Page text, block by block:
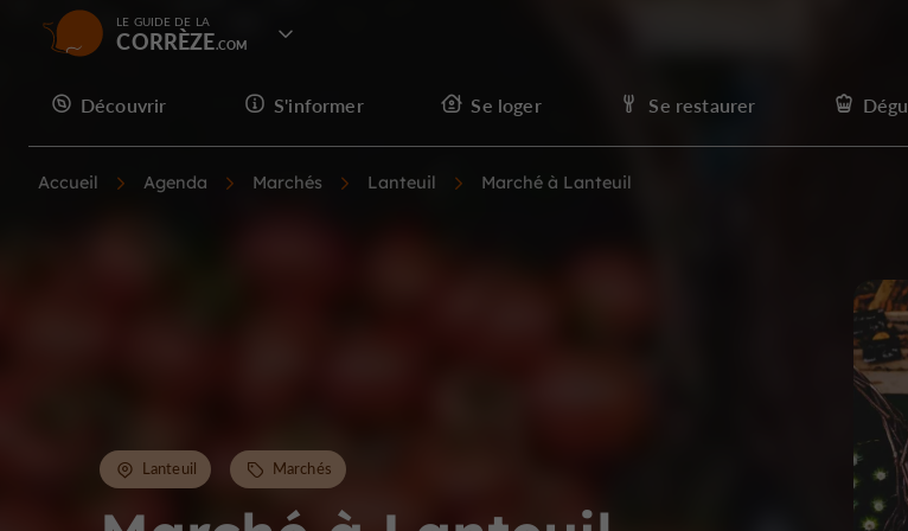
LE GUIDE DE LA
CORRÈZE
Découvrir S'informer Se loger Se restaurer
Accueil Agenda Marchés Lanteuil Marché à Lanteuil
Lanteuil Marchés